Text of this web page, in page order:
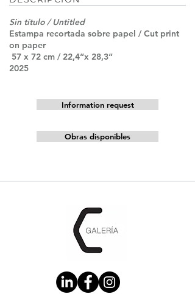
Sin título / Untitled
Estampa recortada sobre papel / Cut print
on paper
57 x 72 cm / 22,4“x 28,3“
2025
Information request
Obras disponibles